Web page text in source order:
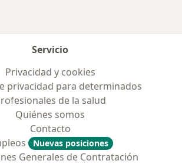
Servicio
Privacidad y cookies
privacidad para determinados
de la salud
Quiénes somos
Contacto
Nuevas posiciones
Generales de Contratación